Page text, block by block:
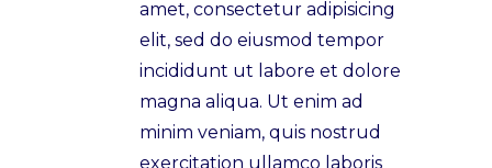
amet, consectetur adipisicing
elit, sed do eiusmod tempor
incididunt ut labore et dolore
magna aliqua. Ut enim ad
minim veniam, quis nostrud
exercitation ullamco laboris